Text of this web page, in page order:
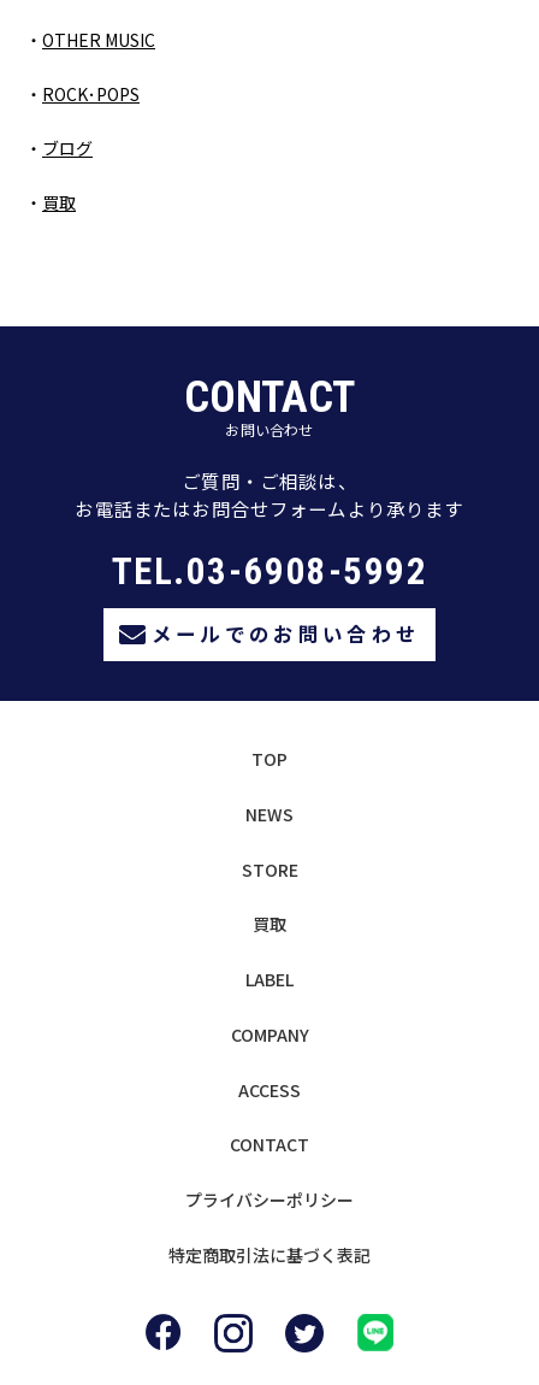
OTHER MUSIC
ROCK･POPS
ブログ
買取
CONTACT
お問い合わせ
ご質問・ご相談は、
お電話またはお問合せフォームより承ります
TEL.03-6908-5992
メールでのお問い合わせ
TOP
NEWS
STORE
買取
LABEL
COMPANY
ACCESS
CONTACT
プライバシーポリシー
特定商取引法に基づく表記